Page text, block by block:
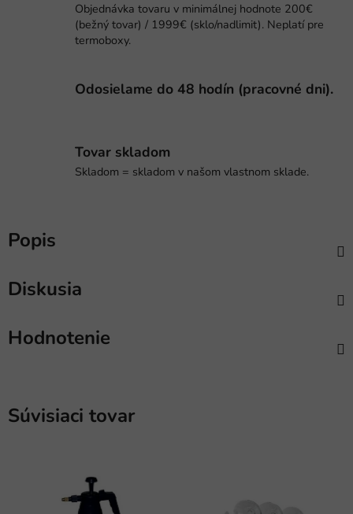
Objednávka tovaru v minimálnej hodnote 200€
(bežný tovar) / 1999€ (sklo/nadlimit). Neplatí pre
termoboxy.
Odosielame do 48 hodín (pracovné dni).
Tovar skladom
Skladom = skladom v našom vlastnom sklade.
Popis
Diskusia
Hodnotenie
Súvisiaci tovar